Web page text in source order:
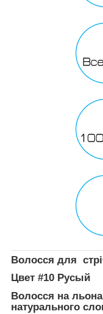
Волосся для
Цвет #10 Русый
Волосся на
натурального